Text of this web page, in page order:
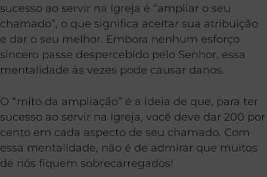
sucesso ao servir na Igreja é “ampliar o seu
chamado”, o que significa aceitar sua atribuição
e dar o seu melhor. Embora nenhum esforço
sincero passe despercebido pelo Senhor, essa
mentalidade às vezes pode causar danos.
O “mito da ampliação” é a ideia de que, para ter
sucesso ao servir na Igreja, você deve dar 200 por
cento em cada aspecto de seu chamado. Com
essa mentalidade, não é de admirar que muitos
de nós fiquem sobrecarregados!